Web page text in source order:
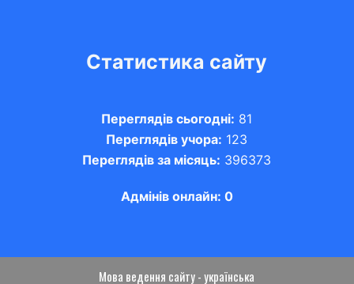
Статистика сайту
Переглядів сьогодні: 81
Переглядів учора: 123
Переглядів за місяць: 396373
Адмінів онлайн: 0
Мова ведення сайту - українська